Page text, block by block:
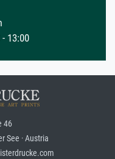
13:00
46
See · Austria